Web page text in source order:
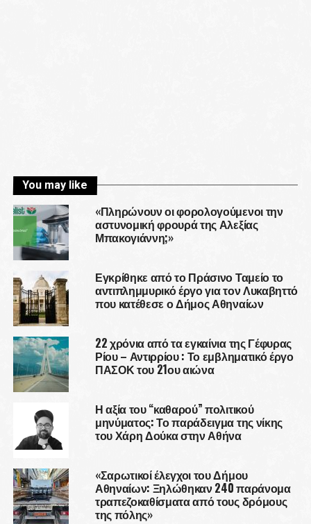
You may like
«Πληρώνουν οι φορολογούμενοι την
αστυνομική φρουρά της Αλεξίας
Μπακογιάννη;»
Εγκρίθηκε από το Πράσινο Ταμείο το
αντιπλημμυρικό έργο για τον Λυκαβηττό
που κατέθεσε ο Δήμος Αθηναίων
22 χρόνια από τα εγκαίνια της Γέφυρας
Ρίου – Αντιρρίου : Το εμβληματικό έργο
ΠΑΣΟΚ του 21ου αιώνα
Η αξία του “καθαρού” πολιτικού
μηνύματος: Το παράδειγμα της νίκης
του Χάρη Δούκα στην Αθήνα
«Σαρωτικοί έλεγχοι του Δήμου
Αθηναίων: Ξηλώθηκαν 240 παράνομα
τραπεζοκαθίσματα από τους δρόμους
της πόλης»